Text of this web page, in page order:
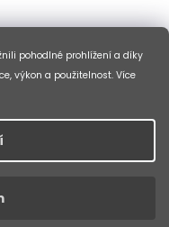
pohodlné prohlížení a díky
výkon a použitelnost. Více